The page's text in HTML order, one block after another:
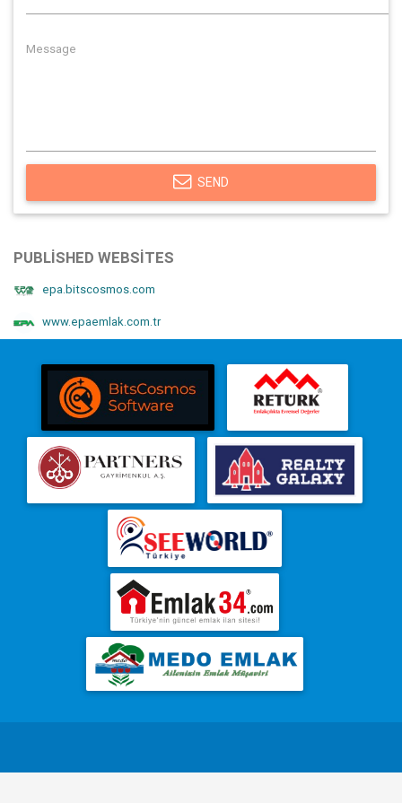
SEND
PUBLISHED WEBSITES
epa.bitscosmos.com
www.epaemlak.com.tr